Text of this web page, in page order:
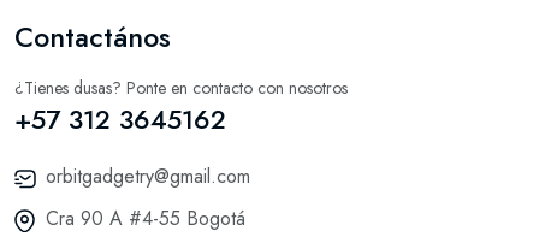
Contactános
¿Tienes dusas? Ponte en contacto con nosotros
+57 312 3645162
orbitgadgetry@gmail.com
Cra 90 A #4-55 Bogotá